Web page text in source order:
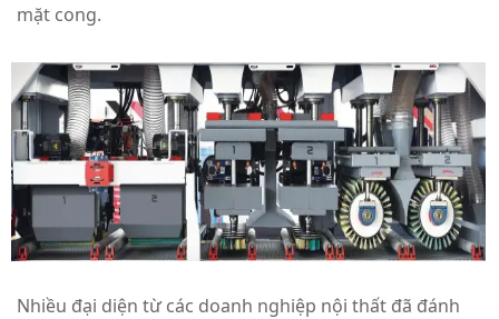
mặt cong.
Nhiều đại diện từ các doanh nghiệp nội thất đã đánh